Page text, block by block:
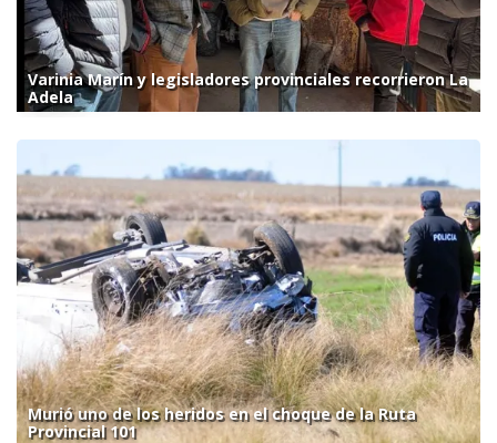
Varinia Marín y legisladores provinciales recorrieron La
Adela
Murió uno de los heridos en el choque de la Ruta
Provincial 101